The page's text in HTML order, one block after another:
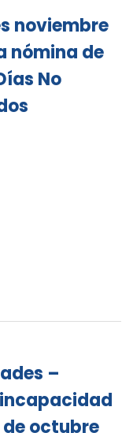
noviembre
nómina de
No
–
octubre